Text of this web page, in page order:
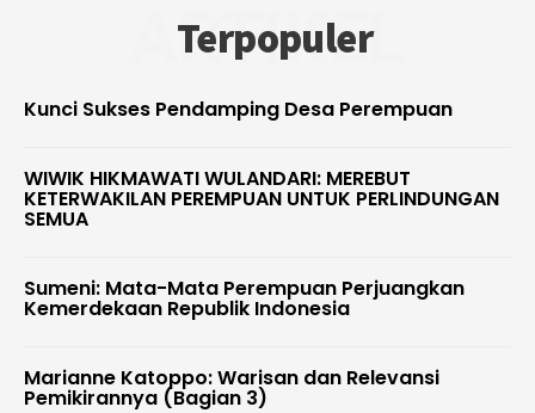
Terpopuler
ARTIKEL
Kunci Sukses Pendamping Desa Perempuan
WIWIK HIKMAWATI WULANDARI: MEREBUT
KETERWAKILAN PEREMPUAN UNTUK PERLINDUNGAN
SEMUA
Sumeni: Mata-Mata Perempuan Perjuangkan
Kemerdekaan Republik Indonesia
Marianne Katoppo: Warisan dan Relevansi
Pemikirannya (Bagian 3)